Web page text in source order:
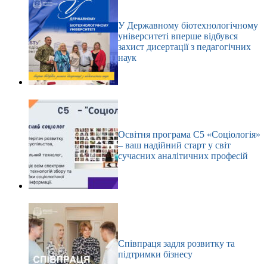
У Державному біотехнологічному
університеті вперше відбувся
захист дисертації з педагогічних
наук
Освітня програма С5 «Соціологія»
– ваш надійний старт у світ
сучасних аналітичних професій
Співпраця задля розвитку та
підтримки бізнесу